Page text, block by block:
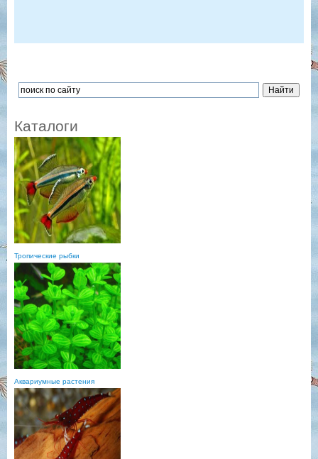
Каталоги
Тропические рыбки
Аквариумные растения